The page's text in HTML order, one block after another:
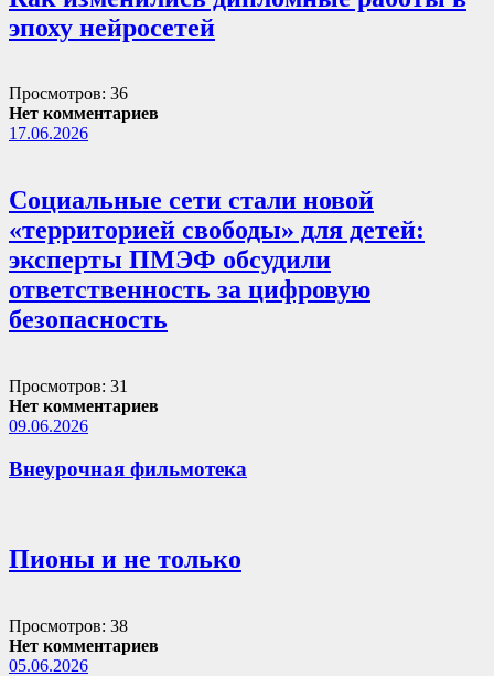
эпоху нейросетей
Просмотров: 36
Нет комментариев
17.06.2026
Социальные сети стали новой
«территорией свободы» для детей:
эксперты ПМЭФ обсудили
ответственность за цифровую
безопасность
Просмотров: 31
Нет комментариев
09.06.2026
Внеурочная фильмотека
Пионы и не только
Просмотров: 38
Нет комментариев
05.06.2026